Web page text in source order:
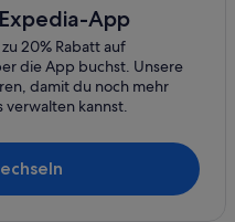
App
20% Rabatt auf
die App buchst. Unsere
damit du noch mehr
verwalten kannst.